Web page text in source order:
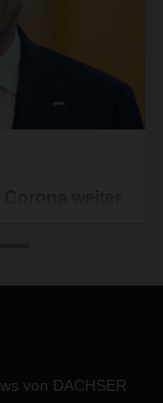
in der Not
von DACHSER